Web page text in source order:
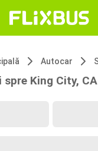
Autocar
King City, CA